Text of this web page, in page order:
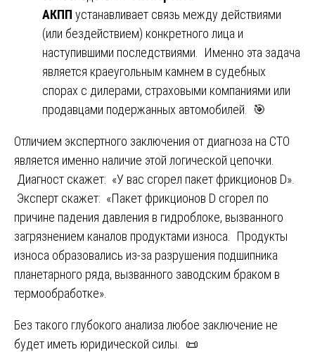
АКПП устанавливает связь между действиями
(или бездействием) конкретного лица и
наступившими последствиями. Именно эта задача
является краеугольным камнем в судебных
спорах с дилерами, страховыми компаниями или
продавцами подержанных автомобилей. 🎯
Отличием экспертного заключения от диагноза на СТО
является именно наличие этой логической цепочки.
Диагност скажет: «У вас сгорел пакет фрикционов D».
Эксперт скажет: «Пакет фрикционов D сгорел по
причине падения давления в гидроблоке, вызванного
загрязнением каналов продуктами износа. Продукты
износа образовались из-за разрушения подшипника
планетарного ряда, вызванного заводским браком в
термообработке».
Без такого глубокого анализа любое заключение не
будет иметь юридической силы. 📜